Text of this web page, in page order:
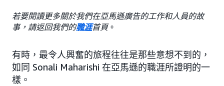
若要閱讀更多關於我們在亞馬遜廣告的工作和人員的故
事，請返回我們的職涯首頁。
有時，最令人興奮的旅程往往是那些意想不到的，
如同 Sonali Maharishi 在亞馬遜的職涯所證明的一
樣。